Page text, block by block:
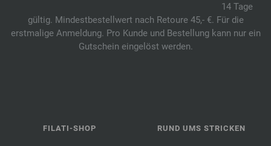
14 Tage
gültig. Mindestbestellwert nach Retoure 45,- €. Für die
erstmalige Anmeldung. Pro Kunde und Bestellung kann nur ein
Gutschein eingelöst werden.
FILATI-SHOP RUND UMS STRICKEN